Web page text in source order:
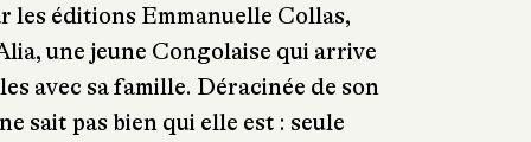
les éditions Emmanuelle Collas,
une jeune Congolaise qui arrive
avec sa famille. Déracinée de son
sait pas bien qui elle est : seule